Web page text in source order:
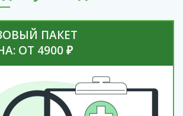
ПАКЕТ
ОТ 4900 ₽